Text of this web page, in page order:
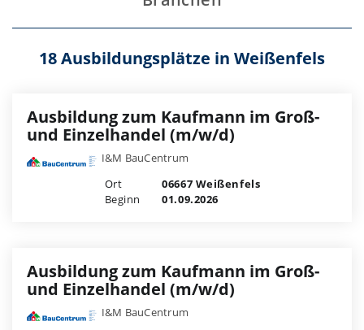
18 Ausbildungsplätze in Weißenfels
Ausbildung zum Kaufmann im Groß-
und Einzelhandel (m/w/d)
I&M BauCentrum
Ort
06667 Weißenfels
Beginn
01.09.2026
Ausbildung zum Kaufmann im Groß-
und Einzelhandel (m/w/d)
I&M BauCentrum